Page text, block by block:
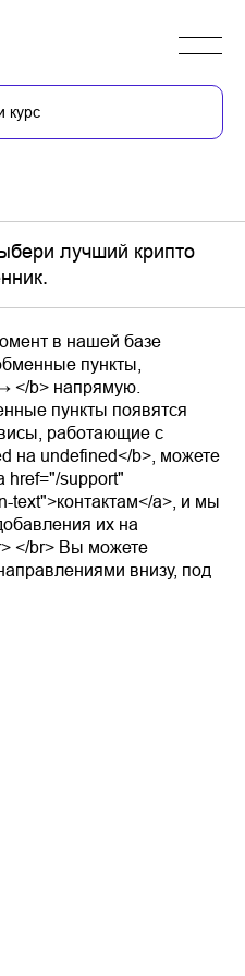
курс
лучший крипто
в нашей базе
пункты,
</b> напрямую.
пункты появятся
работающие с
на undefined</b>, можете
support"
text">контактам</a>, и мы
их на
</br> Вы можете
внизу, под